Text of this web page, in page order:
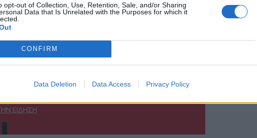
opt-out of Collection, Use, Retention, Sale, and/or Sharing
Data that Is Unrelated with the Purposes for which it
CONFIRM
Data Deletion Data Access Privacy Policy
TAGS
ΕΊΔΗΣΗ